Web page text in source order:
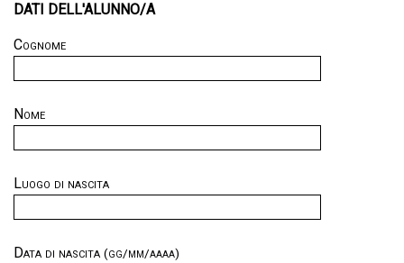
DATI DELL'ALUNNO/A
Cognome
Nome
Luogo di nascita
Data di nascita (gg/mm/aaaa)